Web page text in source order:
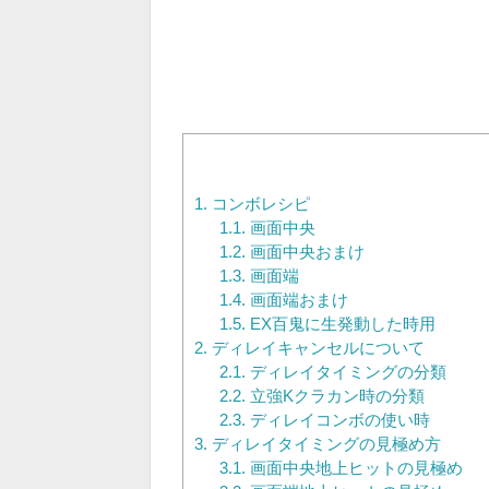
1. コンボレシピ
1.1. 画面中央
1.2. 画面中央おまけ
1.3. 画面端
1.4. 画面端おまけ
1.5. EX百鬼に生発動した時用
2. ディレイキャンセルについて
2.1. ディレイタイミングの分類
2.2. 立強Kクラカン時の分類
2.3. ディレイコンボの使い時
3. ディレイタイミングの見極め方
3.1. 画面中央地上ヒットの見極め